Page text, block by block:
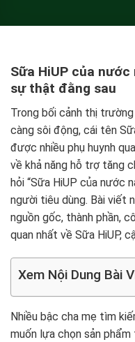
Sữa HiUP của nước
sự thật đằng sau
Trong bối cảnh thị
càng sôi động, cái tên
được nhiều phụ huynh
về khả năng hỗ trợ tăng
hỏi “Sữa HiUP của nước
người tiêu dùng. Bài viết
nguồn gốc, thành phần,
quan nhất về Sữa HiUP,
Xem Nội Dung Bài
Nhiều bậc cha mẹ tìm
muốn lựa chọn sản